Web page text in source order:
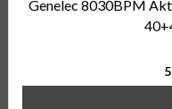
Genelec 8030BPM